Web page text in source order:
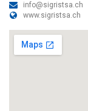
info@sigristsa.ch
www.sigristsa.ch